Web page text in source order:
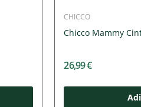
CHICCO
Chicco Mammy
26,99 €